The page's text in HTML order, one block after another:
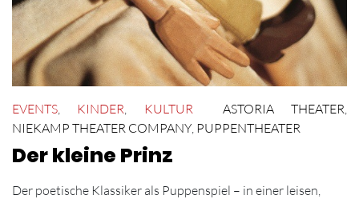
EVENTS, KINDER, KULTUR ASTORIA THEATER,
NIEKAMP THEATER COMPANY, PUPPENTHEATER
Der kleine Prinz
Der poetische Klassiker als Puppenspiel – in einer leisen,